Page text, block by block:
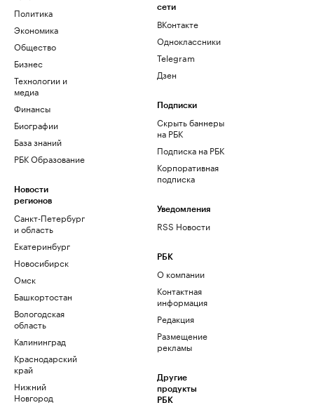
Политика
Экономика
Общество
Бизнес
Технологии и
медиа
Финансы
Биографии
База знаний
РБК Образование
Новости
регионов
Санкт-Петербург
и область
Екатеринбург
Новосибирск
Омск
Башкортостан
Вологодская
область
Калининград
Краснодарский
край
Нижний
Новгород
сети
ВКонтакте
Одноклассники
Telegram
Дзен
Подписки
Скрыть баннеры
на РБК
Подписка на РБК
Корпоративная
подписка
Уведомления
RSS Новости
РБК
О компании
Контактная
информация
Редакция
Размещение
рекламы
Другие
продукты
РБК